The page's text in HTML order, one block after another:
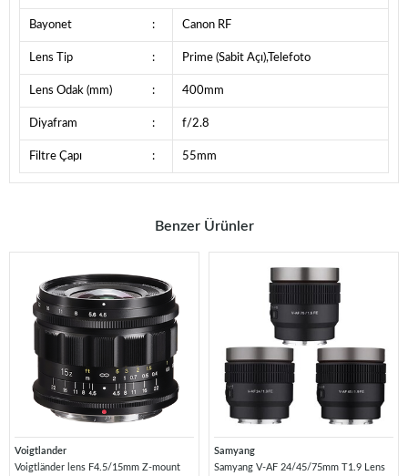
Bayonet : Canon RF
Lens Tip : Prime (Sabit Açı),Telefoto
Lens Odak (mm) : 400mm
Diyafram : f/2.8
Filtre Çapı : 55mm
Benzer Ürünler
Voigtlander
Voigtländer lens F4.5/15mm Z-mount
Samyang
Samyang V-AF 24/45/75mm T1.9 Lens